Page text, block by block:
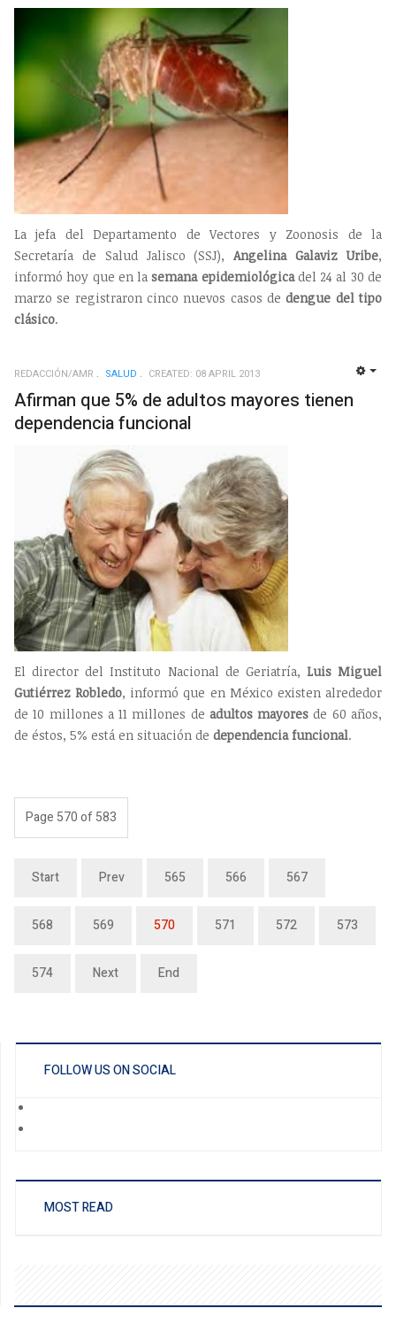
La jefa del Departamento de Vectores y Zoonosis de la
Secretaría de Salud Jalisco (SSJ),Angelina Galaviz Uribe,
informó hoy que en lasemana epidemiológicadel 24 al 30 de
marzo se registraron cinco nuevos casos dedengue del tipo
clásico.
REDACCIÓN/AMR SALUD CREATED: 08 APRIL 2013
Afirman que 5% de adultos mayores tienen
dependencia funcional
El director del Instituto Nacional de Geriatría, Luis Miguel
Gutiérrez Robledo, informó que en México existen alrededor
de 10 millones a 11 millones de adultos mayores de 60 años,
de éstos, 5% está en situación de dependencia funcional.
Page 570 of 583
Start Prev 565 566 567
568 569 570 571 572 573
574 Next End
FOLLOW US ON SOCIAL
MOST READ